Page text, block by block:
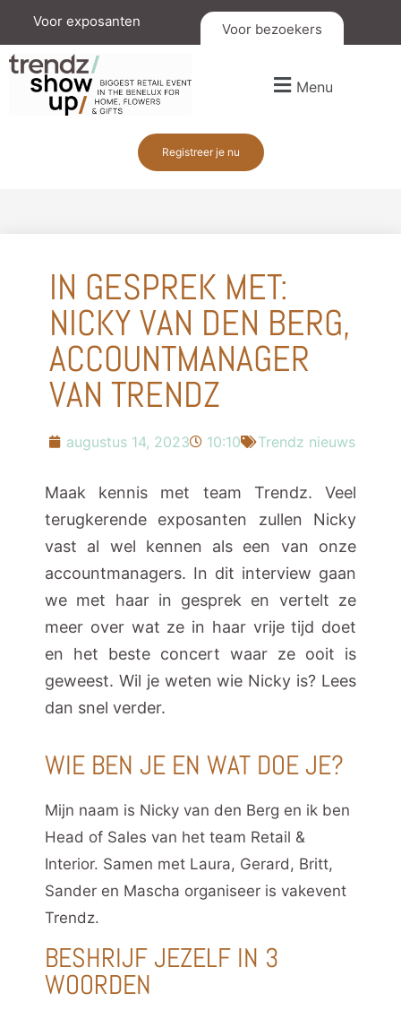
Voor exposanten Voor bezoekers
Menu
Registreer je nu
IN GESPREK MET:
NICKY VAN DEN BERG,
ACCOUNTMANAGER
VAN TRENDZ
augustus 14, 2023 10:10 Trendz nieuws
Maak kennis met team Trendz. Veel
terugkerende exposanten zullen Nicky
vast al wel kennen als een van onze
accountmanagers. In dit interview gaan
we met haar in gesprek en vertelt ze
meer over wat ze in haar vrije tijd doet
en het beste concert waar ze ooit is
geweest. Wil je weten wie Nicky is? Lees
dan snel verder.
WIE BEN JE EN WAT DOE JE?
Mijn naam is Nicky van den Berg en ik ben
Head of Sales van het team Retail &
Interior. Samen met Laura, Gerard, Britt,
Sander en Mascha organiseer is vakevent
Trendz.
BESHRIJF JEZELF IN 3
WOORDEN